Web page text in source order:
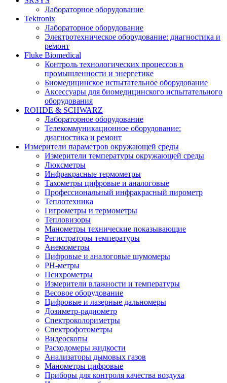
Лабораторное оборудование
Tektronix
Лабораторное оборудование
Электротехническое оборудование: диагностика и
ремонт
Fluke Biomedical
Контроль технологических процессов в
промышленности и энергетике
Биомедицинское испытательное оборудование
Аксессуары для биомедицинского испытательного
оборудования
ROHDE & SCHWARZ
Лабораторное оборудование
Телекоммуникационное оборудование:
диагностика и ремонт
Измерители параметров окружающей среды
Измерители температуры окружающей среды
Люксметры
Инфракрасные термометры
Тахометры цифровые и аналоговые
Профессиональный инфракрасный пирометр
Теплотехника
Гигрометры и термометры
Тепловизоры
Манометры технические показывающие
Регистраторы температуры
Анемометры
Цифровые и аналоговые шумомеры
PH-метры
Психрометры
Измерители влажности и температуры
Весовое оборудование
Цифровые и лазерные дальномеры
Дозиметр-радиометр
Спектроколориметры
Спектрофотометры
Видеоскопы
Расходомеры жидкости
Анализаторы дымовых газов
Манометры цифровые
Приборы для контроля качества воздуха